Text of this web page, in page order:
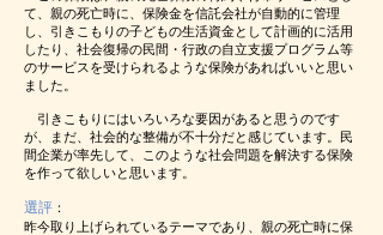
て、親の死亡時に、保険金を信託会社が自動的に管理
し、引きこもりの子どもの生活資金として計画的に活用
したり、社会復帰の民間・行政の自立支援プログラム等
のサービスを受けられるような保険があればいいと思い
ました。
引きこもりにはいろいろな要因があると思うのです
が、まだ、社会的な整備が不十分だと感じています。民
間企業が率先して、このような社会問題を解決する保険
を作って欲しいと思います。
選評 ：
昨今取り上げられているテーマであり、親の死亡時に保